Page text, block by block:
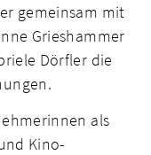
gemeinsam mit
Grieshammer
Dörfler die
als
Kino-